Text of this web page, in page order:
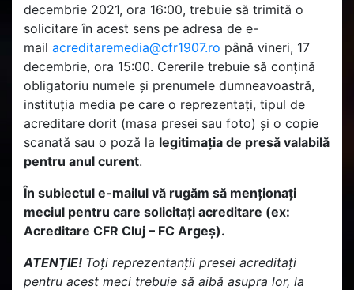
decembrie 2021, ora 16:00, trebuie să trimită o
solicitare în acest sens pe adresa de e-
mail acreditaremedia@cfr1907.ro până vineri, 17
decembrie, ora 15:00. Cererile trebuie să conțină
obligatoriu numele și prenumele dumneavoastră,
instituția media pe care o reprezentați, tipul de
acreditare dorit (masa presei sau foto) și o copie
scanată sau o poză la legitimația de presă valabilă
pentru anul curent.
În subiectul e-mailul vă rugăm să menționați
meciul pentru care solicitați acreditare (ex:
Acreditare CFR Cluj – FC Argeș).
ATENȚIE! Toți reprezentanții presei acreditați
pentru acest meci trebuie să aibă asupra lor, la